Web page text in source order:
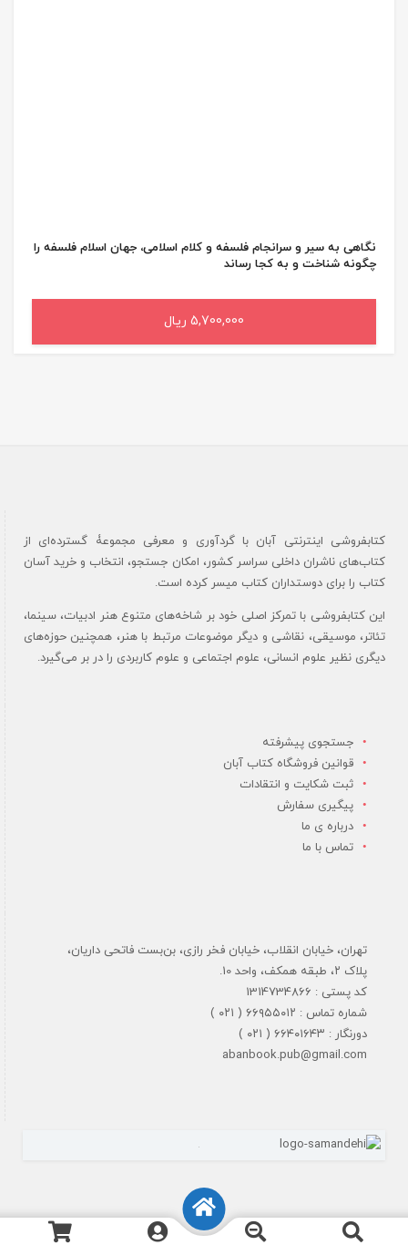
نگاهی به سیر و سرانجام فلسفه و کلام اسلامی، جهان اسلام فلسفه را
چگونه شناخت و به کجا رساند
5,700,000 ریال
افزودن به سبد خرید
کتابفروشی اینترنتی آبان با گردآوری و معرفی مجموعۀ گسترده‌ای از
کتاب‌های ناشران داخلی سراسر کشور، امکان جستجو، انتخاب و خرید آسان
کتاب را برای دوستداران کتاب میسر کرده است.
این کتابفروشی با تمرکز اصلی خود بر شاخه‌های متنوع هنر ادبیات، سینما،
تئاتر، موسیقی، نقاشی و دیگر موضوعات مرتبط با هنر، همچنین حوزه‌های
دیگری نظیر علوم انسانی، علوم اجتماعی و علوم کاربردی را در بر می‌گیرد.
جستجوی پیشرفته
قوانین فروشگاه کتاب آبان
ثبت شکایت و انتقادات
پیگیری سفارش
درباره ی ما
تماس با ما
تهران، خیابان انقلاب، خیابان فخر رازی، بن‌بست فاتحی داریان،
پلاک ۲، طبقه همکف، واحد 10.
کد پستی : 1314734866
شماره تماس : ۶۶۹۵۵۰۱۲ ( ۰۲۱ )
دورنگار : ۶۶۴۰۱۶۴۳ ( ۰۲۱ )
abanbook.pub@gmail.com